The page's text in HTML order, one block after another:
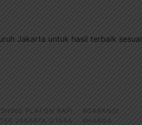
Jakarta untuk hasil terbaik sesuai
PLAFON RAPI
#GARANSI
JAKARTA UTARA
#HARGA